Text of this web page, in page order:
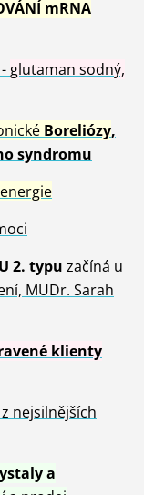
mRNA
glutaman sodný,
Boreliózy,
syndromu
2. typu začíná u
MUDr. Sarah
klienty
nejsilnějších
a